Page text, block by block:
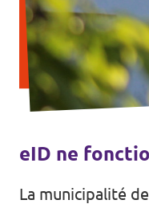
eID ne
La municipalité